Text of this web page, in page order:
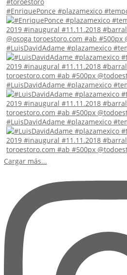
#EnriquePonce #plazamexico
#LuisDavidAdame #plazamexico
#LuisDavidAdame #plazamexico
#LuisDavidAdame #plazamexico
Cargar más...